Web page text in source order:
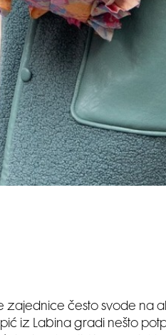
zajednice često svode na
iz Labina gradi nešto